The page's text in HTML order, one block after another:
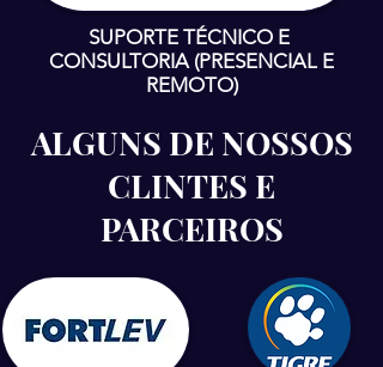
SUPORTE TÉCNICO E
CONSULTORIA (PRESENCIAL E
REMOTO)
ALGUNS DE NOSSOS
CLINTES E
PARCEIROS